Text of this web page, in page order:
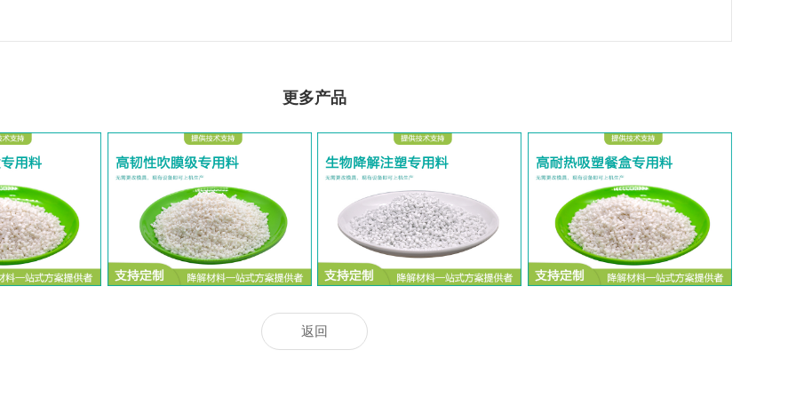
更多产品
专用料 高韧性吹膜级专用料 生物降解注塑专用料 耐热吸塑餐盒专用料
返回